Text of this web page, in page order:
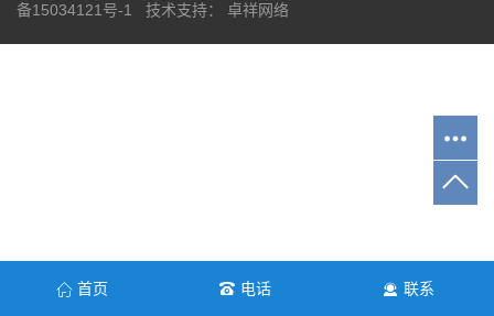
备15034121号-1
技术支持： 卓祥网络
首页 电话 联系